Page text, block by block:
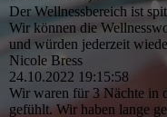
Der Wellnessbereich ist
Wir können die
und würden jederzeit
Nicole Bress
24.10.2022 19:15:58
Wir waren für 3 Nächte in
gefühlt. Wir haben lange